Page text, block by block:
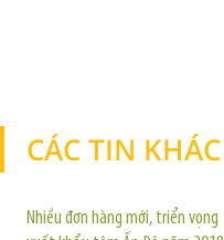
CÁC TIN KHÁC
Nhiều đơn hàng mới, triển vọng